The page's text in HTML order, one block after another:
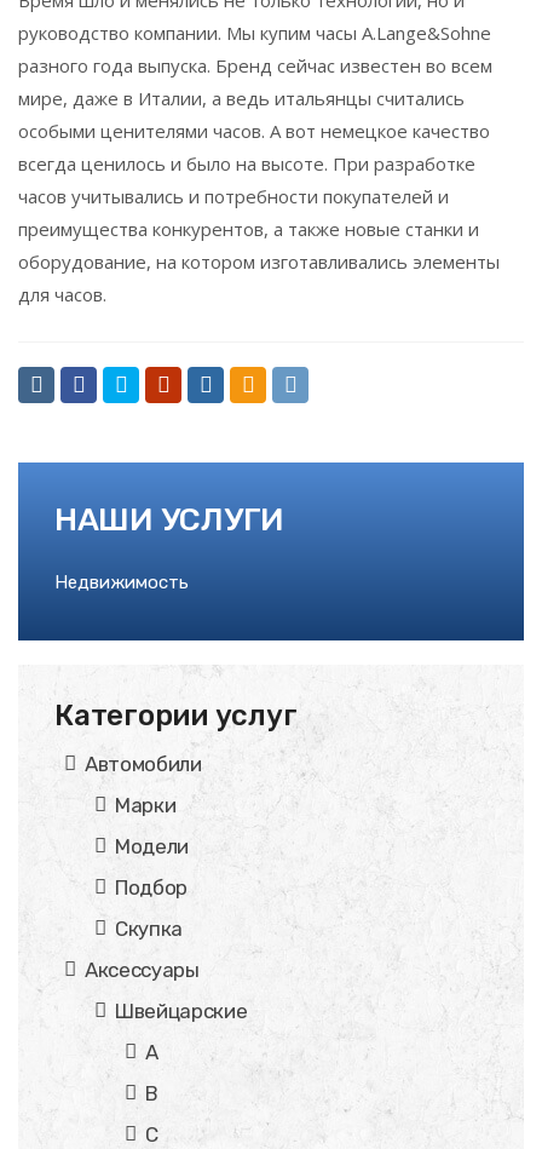
руководство компании. Мы купим часы A.Lange&Sohne
разного года выпуска. Бренд сейчас известен во всем
мире, даже в Италии, а ведь итальянцы считались
особыми ценителями часов. А вот немецкое качество
всегда ценилось и было на высоте. При разработке
часов учитывались и потребности покупателей и
преимущества конкурентов, а также новые станки и
оборудование, на котором изготавливались элементы
для часов.
НАШИ УСЛУГИ
Недвижимость
Категории услуг
Автомобили
Марки
Модели
Подбор
Скупка
Аксессуары
Швейцарские
A
B
C